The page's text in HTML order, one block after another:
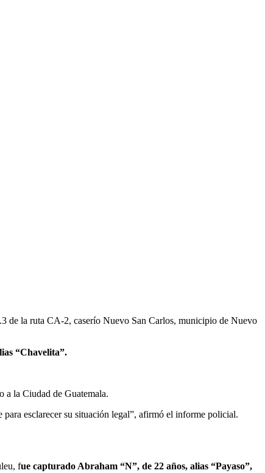
de la ruta CA-2, caserío Nuevo San Carlos, municipio de Nuevo
“Chavelita”.
a la Ciudad de Guatemala.
esclarecer su situación legal”, afirmó el informe policial.
fue capturado Abraham “N”, de 22 años, alias “Payaso”,